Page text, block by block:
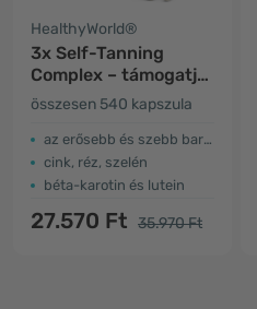
HealthyWorld®
3x Self-Tanning
Complex – támogatja
a természetes
összesen 540 kapszula
az erősebb és szebb barnulásért
cink, réz, szelén
béta-karotin és lutein
27.570 Ft 35.970 Ft